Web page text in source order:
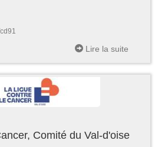
Lire la suite
Comité du Val-d'oise